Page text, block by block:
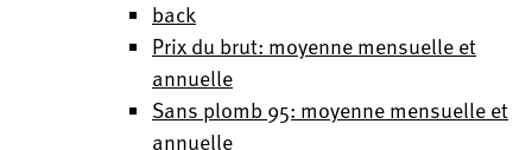
back
Prix du brut: moyenne mensuelle et
annuelle
Sans plomb 95: moyenne mensuelle et
annuelle